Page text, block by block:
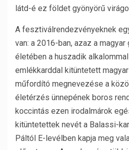
látd-é ez földet gyönyörű
A fesztiválrendezvényeknek
van: a 2016-ban, azaz a
életében a huszadik
emlékkarddal kitüntetett
műfordító megnevezése a
életérzés ünnepének boros
koccintás ezen irodalmárok
kitüntetettek nevét a Balassi-
Páltól E-levélben kapja meg